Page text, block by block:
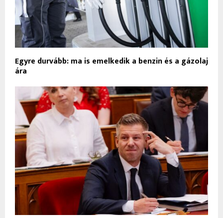
Egyre durvább: ma is emelkedik a benzin és a gázolaj
ára